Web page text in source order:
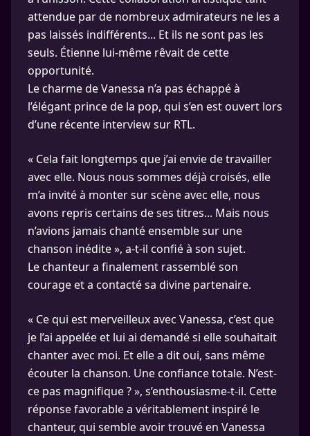
attendue par de nombreux admirateurs ne les a
pas laissés indifférents... Et ils ne sont pas les
seuls. Étienne lui-même rêvait de cette
opportunité.
Le charme de Vanessa n’a pas échappé à
l’élégant prince de la pop, qui s’en est ouvert lors
d’une récente interview sur RTL.
« Cela fait longtemps que j’ai envie de travailler
avec elle. Nous nous sommes déjà croisés, elle
m’a invité à monter sur scène avec elle, nous
avons repris certains de ses titres... Mais nous
n’avions jamais chanté ensemble sur une
chanson inédite », a-t-il confié à son sujet.
Le chanteur a finalement rassemblé son
courage et a contacté sa divine partenaire.
« Ce qui est merveilleux avec Vanessa, c’est que
je l’ai appelée et lui ai demandé si elle souhaitait
chanter avec moi. Et elle a dit oui, sans même
écouter la chanson. Une confiance totale. N’est-
ce pas magnifique ? », s’enthousiasme-t-il. Cette
réponse favorable a véritablement inspiré le
chanteur, qui semble avoir trouvé en Vanessa